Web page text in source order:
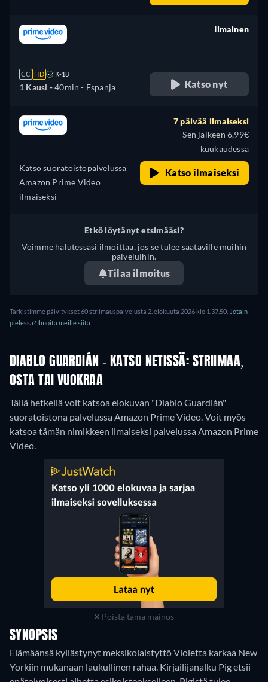
CC HD K-18
1 Kausi -40min - Espanja
Ilmainen
Katso nyt
Katso suoratoistopalvelussa
Amazon Prime Video
ilmaiseksi
7 päivää ilmaiseksi
Sen jälkeen 6,99€
kuukaudessa
Katso ilmaiseksi
Etkö löytänyt etsimääsi?
Voimme halutessasi ilmoittaa, jos se tulee saataville muihin
palveluihin.
Tilaa ilmoitus
Tarkistimme päivitykset 60 striimauspalvelusta 2. elokuuta 2026 klo 1.37.50. Jotain
pielessä? Ilmoita meille siitä.
DIABLO GUARDIÁN - KATSO NETISSÄ: STRIIMAA,
OSTA TAI VUOKRAA
Tällä hetkellä voit katsoa elokuvan "Diablo Guardián"
suoratoistona palvelussa Amazon Prime Video.Voit myös
katsoa tämän nimikkeen ilmaiseksi palvelussa Amazon Prime
Video.
Poista tämä mainos
SYNOPSIS
Elämäänsä kyllästynyt meksikolaistyttö Violetta karkaa New
Yorkiin mukanaan laukullinen rahaa. Kirjailijanalku Pig etsii